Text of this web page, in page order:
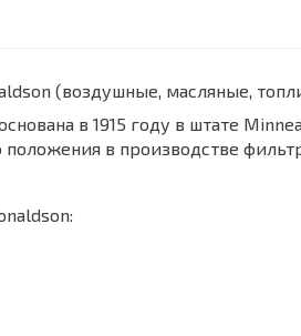
(воздушные, масляные,
в 1915 году в штате
в производстве